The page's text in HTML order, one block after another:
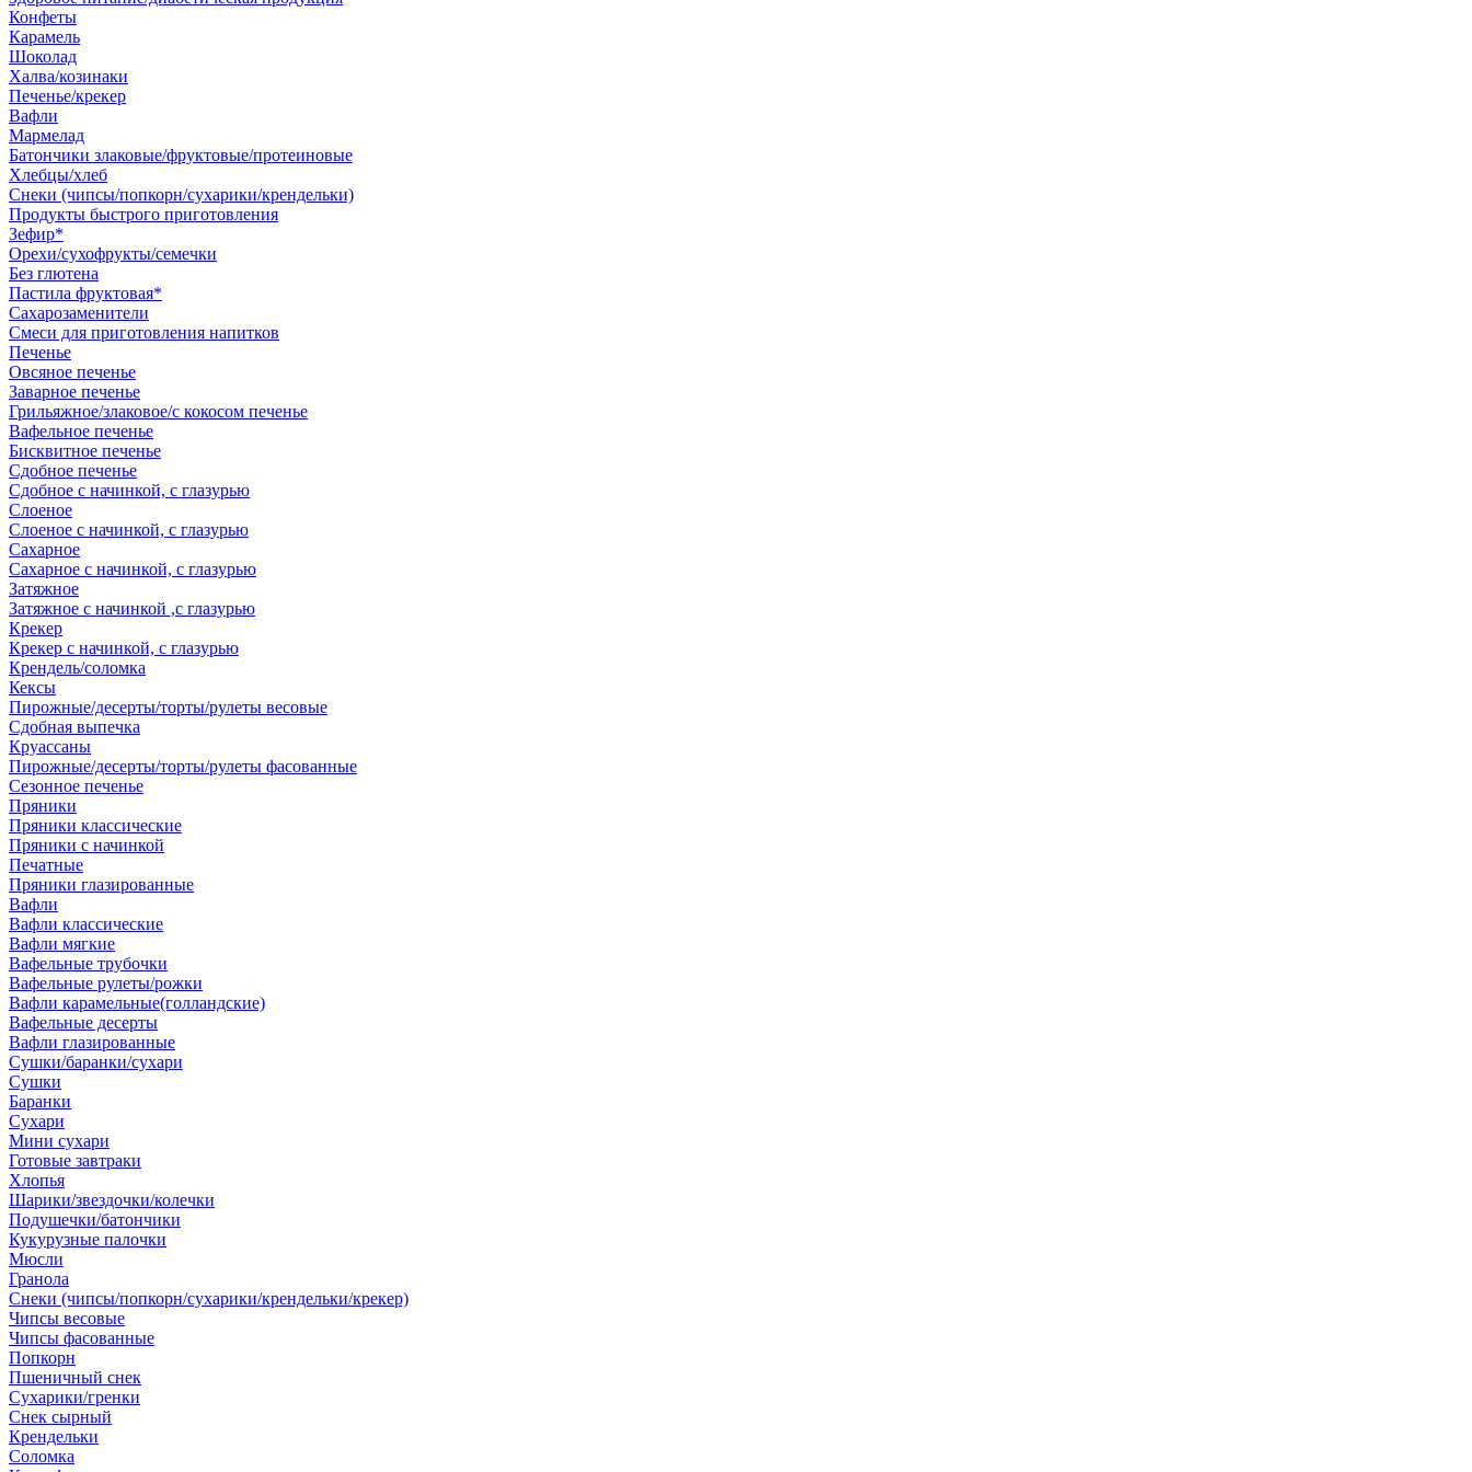
Конфеты
Карамель
Шоколад
Халва/козинаки
Печенье/крекер
Вафли
Мармелад
Батончики злаковые/фруктовые/протеиновые
Хлебцы/хлеб
Снеки (чипсы/попкорн/сухарики/крендельки)
Продукты быстрого приготовления
Зефир*
Орехи/сухофрукты/семечки
Без глютена
Пастила фруктовая*
Сахарозаменители
Смеси для приготовления напитков
Печенье
Овсяное печенье
Заварное печенье
Грильяжное/злаковое/с кокосом печенье
Вафельное печенье
Бисквитное печенье
Сдобное печенье
Сдобное с начинкой, с глазурью
Слоеное
Слоеное с начинкой, с глазурью
Сахарное
Сахарное с начинкой, с глазурью
Затяжное
Затяжное с начинкой ,с глазурью
Крекер
Крекер с начинкой, с глазурью
Крендель/соломка
Кексы
Пирожные/десерты/торты/рулеты весовые
Сдобная выпечка
Круассаны
Пирожные/десерты/торты/рулеты фасованные
Сезонное печенье
Пряники
Пряники классические
Пряники с начинкой
Печатные
Пряники глазированные
Вафли
Вафли классические
Вафли мягкие
Вафельные трубочки
Вафельные рулеты/рожки
Вафли карамельные(голландские)
Вафельные десерты
Вафли глазированные
Сушки/баранки/сухари
Сушки
Баранки
Сухари
Мини сухари
Готовые завтраки
Хлопья
Шарики/звездочки/колечки
Подушечки/батончики
Кукурузные палочки
Мюсли
Гранола
Снеки (чипсы/попкорн/сухарики/крендельки/крекер)
Чипсы весовые
Чипсы фасованные
Попкорн
Пшеничный снек
Сухарики/гренки
Снек сырный
Крендельки
Соломка